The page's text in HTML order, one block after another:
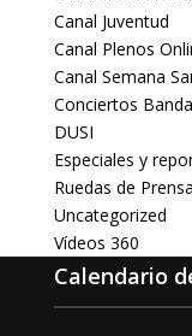
Canal Juventud
Canal Plenos
Canal Semana
Conciertos
DUSI
Especiales y
Ruedas de Prensa
Uncategorized
Vídeos 360
Calendario